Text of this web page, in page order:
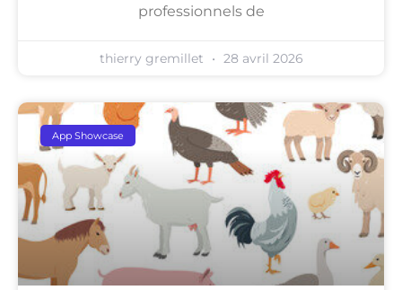
professionnels de
thierry gremillet 28 avril 2026
App Showcase